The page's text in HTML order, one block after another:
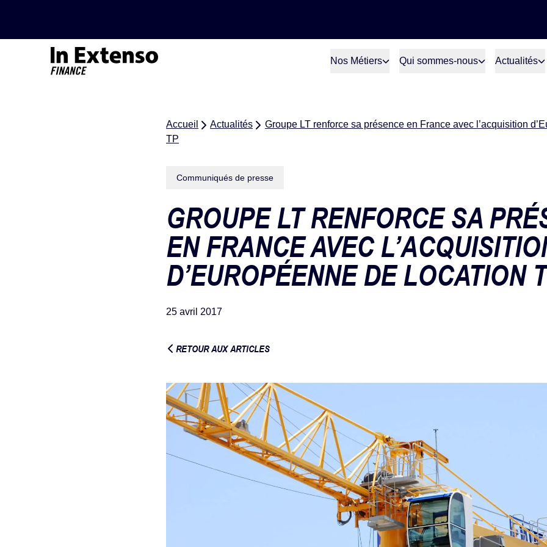
Nos Métiers Qui sommes-nous Actualités
Accueil Actualités
Groupe LT renforce sa présence en France avec l’acquisition
TP
Communiqués de presse
GROUPE LT RENFORCE SA
EN FRANCE AVEC
D’EUROPÉENNE DE LOCATION
25 avril 2017
RETOUR AUX ARTICLES